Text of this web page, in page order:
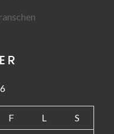
F L S